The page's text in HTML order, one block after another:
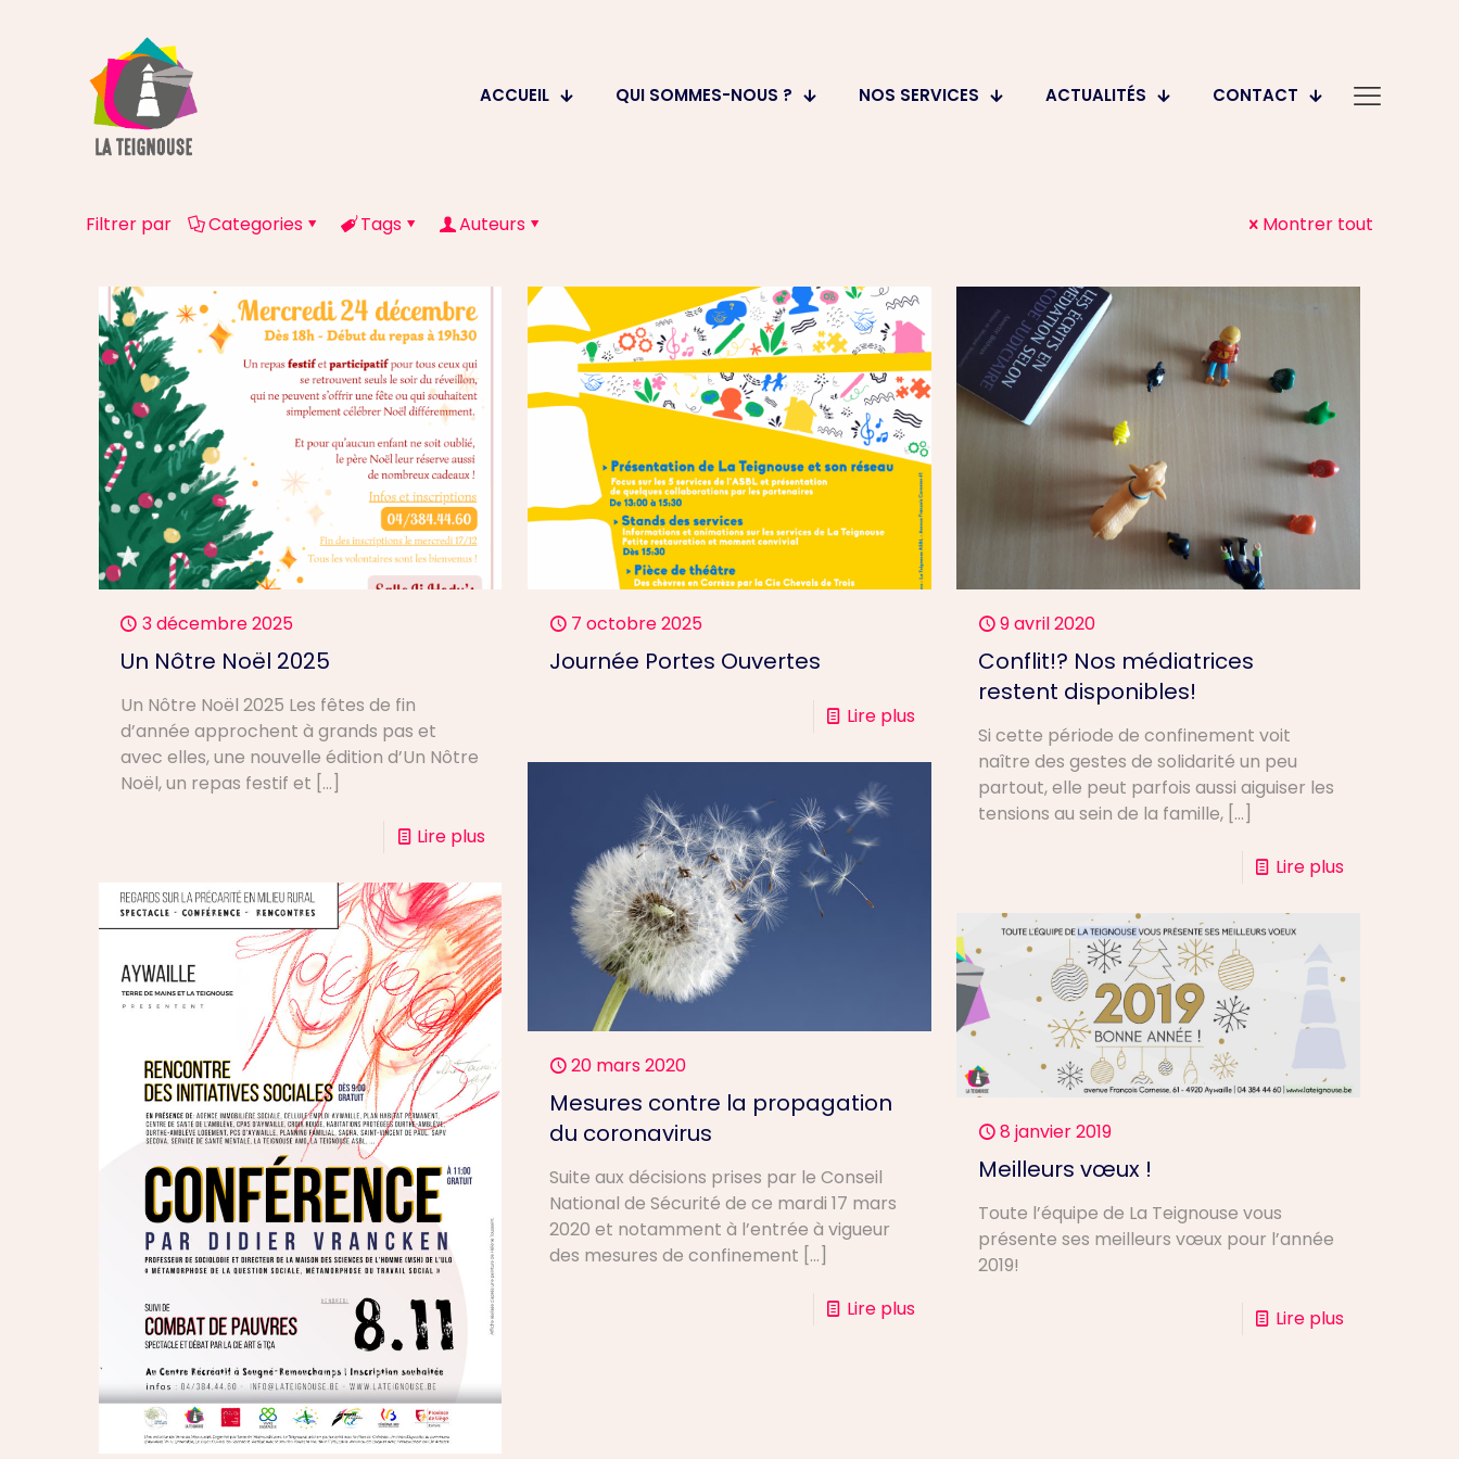
ACCUEIL QUI SOMMES-NOUS ? NOS SERVICES ACTUALITÉS CONTACT
Filtrer par Categories Tags Auteurs Montrer tout
3 décembre 2025
Un Nôtre Noël 2025
Un Nôtre Noël 2025 Les fêtes de fin
d’année approchent à grands pas et
avec elles, une nouvelle édition d’Un Nôtre
Noël, un repas festif et […]
Lire plus
7 octobre 2025
Journée Portes Ouvertes
Lire plus
9 avril 2020
Conflit!? Nos médiatrices
restent disponibles!
Si cette période de confinement voit
naître des gestes de solidarité un peu
partout, elle peut parfois aussi aiguiser les
tensions au sein de la famille, […]
Lire plus
20 mars 2020
Mesures contre la propagation
du coronavirus
Suite aux décisions prises par le Conseil
National de Sécurité de ce mardi 17 mars
2020 et notamment à l’entrée à vigueur
des mesures de confinement […]
Lire plus
8 janvier 2019
Meilleurs vœux !
Toute l’équipe de La Teignouse vous
présente ses meilleurs vœux pour l’année
2019!
Lire plus